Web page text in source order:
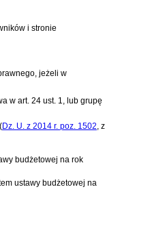
i stronie
jeżeli w
w art. 24 ust. 1, lub grupę
(Dz. U. z 2014 r. poz. 1502, z
budżetowej na rok
ustawy budżetowej na